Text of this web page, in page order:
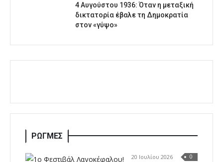
4 Αυγούστου 1936: Όταν η μεταξική
δικτατορία έβαλε τη Δημοκρατία
στον «γύψο»
ΡΩΓΜΕΣ
20 Ιουλίου 2026 0